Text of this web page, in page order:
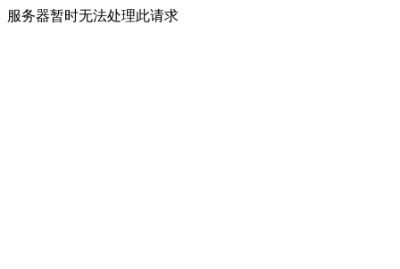
服务器暂时无法处理此请求